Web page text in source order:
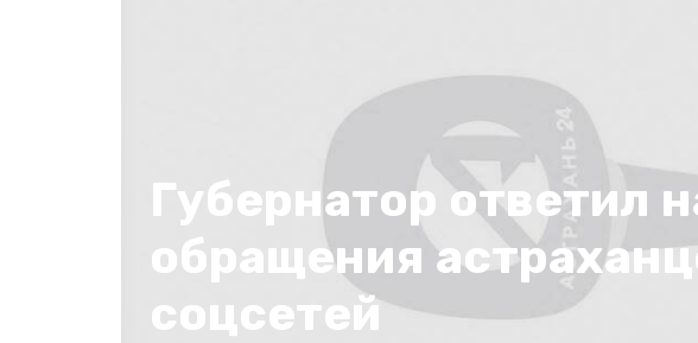
Губернатор ответил
обращения
соцсетей